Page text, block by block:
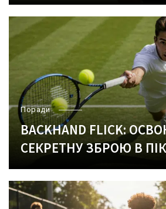
Поради
BACKHAND FLICK:
СЕКРЕТНУ ЗБРОЮ В